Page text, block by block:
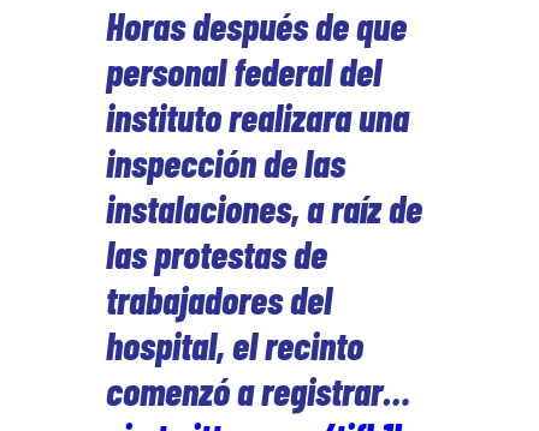
Horas después de que
personal federal del
instituto realizara una
inspección de las
instalaciones, a raíz de
las protestas de
trabajadores del
hospital, el recinto
comenzó a registrar…